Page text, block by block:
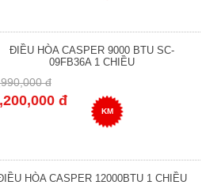
ĐIỀU HÒA CASPER 9000 BTU SC-
09FB36A 1 CHIỀU
đ
đ
KM
HÒA CASPER 12000BTU 1 CHIỀU